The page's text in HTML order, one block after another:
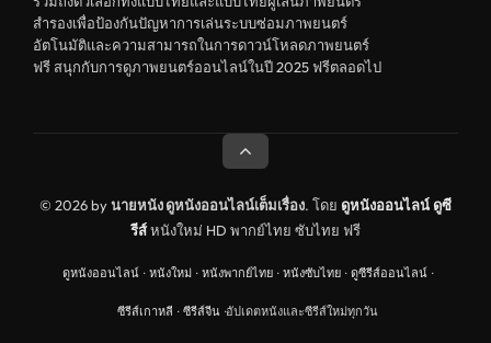
สยองขวัญ
ดูหนังอินเดีย India
ดูหนังจีนฮ่องกง Hong Kong
ดูหนังฝรั่งเศส France
ดูหนังฝรั่งแคนนาดา Canada
หนังรักโรแมนติก
อาชญากรรม
สำรองเพื่อป้องกันปัญหาการเล่นระบบซ่อมภาพยนตร์
อัตโนมัติและความสามารถในการดาวน์โหลดภาพยนตร์
ฟรี สนุกกับการดูภาพยนตร์ออนไลน์ในปี 2025 ฟรีตลอดไป
© 2026 byนายหนัง ดูหนังออนไลน์เต็มเรื่อง. โดย ดูหนังออนไลน์ ดูซี
รีส์หนังใหม่ HD พากย์ไทย ซับไทย ฟรี
ดูหนังออนไลน์ · หนังใหม่ · หนังพากย์ไทย · หนังซับไทย · ดูซีรีส์ออนไลน์ ·
ซีรีส์เกาหลี · ซีรีส์จีน ·อัปเดตหนังและซีรีส์ใหม่ทุกวัน